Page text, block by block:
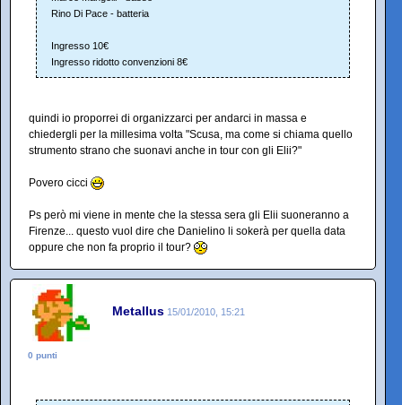
Rino Di Pace - batteria
Ingresso 10€
Ingresso ridotto convenzioni 8€
quindi io proporrei di organizzarci per andarci in massa e
chiedergli per la millesima volta "Scusa, ma come si chiama quello
strumento strano che suonavi anche in tour con gli Elii?"
Povero cicci
Ps però mi viene in mente che la stessa sera gli Elii suoneranno a
Firenze... questo vuol dire che Danielino li sokerà per quella data
oppure che non fa proprio il tour?
Metallus 15/01/2010, 15:21
0 punti